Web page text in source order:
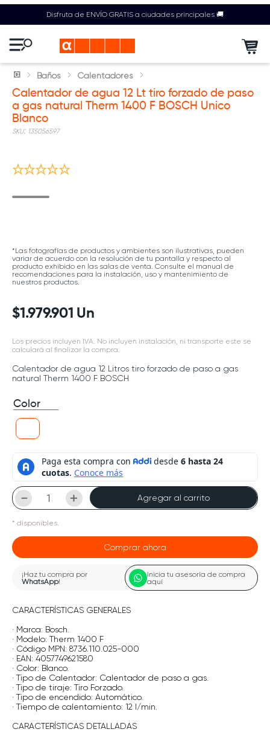
Disfruta de ENVÍO GRATIS a ciudades principales 🚚
Baños Calentadores
Calentador de agua 12 Lt tiro forzado de paso
a gas natural Therm 1400 F BOSCH Unico
Blanco
: 135056597
*Las fotografías de productos y ambientes son ilustrativas, pueden
variar de acuerdo con la resolución de tu pantalla y respecto al
producto exhibido en las salas de venta. Consulte el manual de
recomendaciones para la instalación, uso y mantenimiento de
nuestros productos.
$1 .979.901 Un
Los precios incluyen IVA. No incluyen instalación, ni transporte este se
calculará al finalizar la compra.
Calentador de agua 12 Litros tiro forzado de paso a gas
natural Therm 1400 F BOSCH
Color
＋
－ Agregar al carrito
* disponibles.
Comprar ahora
¡Haz tu compra por
WhatsApp!
Inicia tu asesoría de compra
aquí
CARACTERÍSTICAS GENERALES
· Marca: Bosch.
· Modelo: Therm 1400 F
· Código MPN: 8736.110.025-000
· EAN: 4057749621580
· Color: Blanco.
· Tipo de Calentador: Calentador de paso a gas.
· Tipo de tiraje: Tiro Forzado.
· Tipo de encendido: Automático.
· Tiempo de calentamiento: 12 l/min.
CARACTERÍSTICAS DETALLADAS